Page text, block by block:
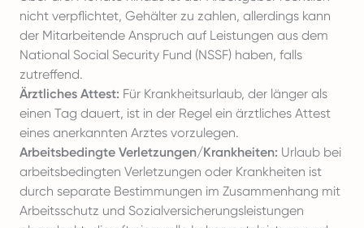
nicht verpflichtet, Gehälter zu zahlen, allerdings kann
der Mitarbeitende Anspruch auf Leistungen aus dem
National Social Security Fund (NSSF) haben, falls
zutreffend.
Ärztliches Attest: Für Krankheitsurlaub, der länger als
einen Tag dauert, ist in der Regel ein ärztliches Attest
eines anerkannten Arztes vorzulegen.
Arbeitsbedingte Verletzungen/Krankheiten: Urlaub bei
arbeitsbedingten Verletzungen oder Krankheiten ist
durch separate Bestimmungen im Zusammenhang mit
Arbeitsschutz und Sozialversicherungsleistungen